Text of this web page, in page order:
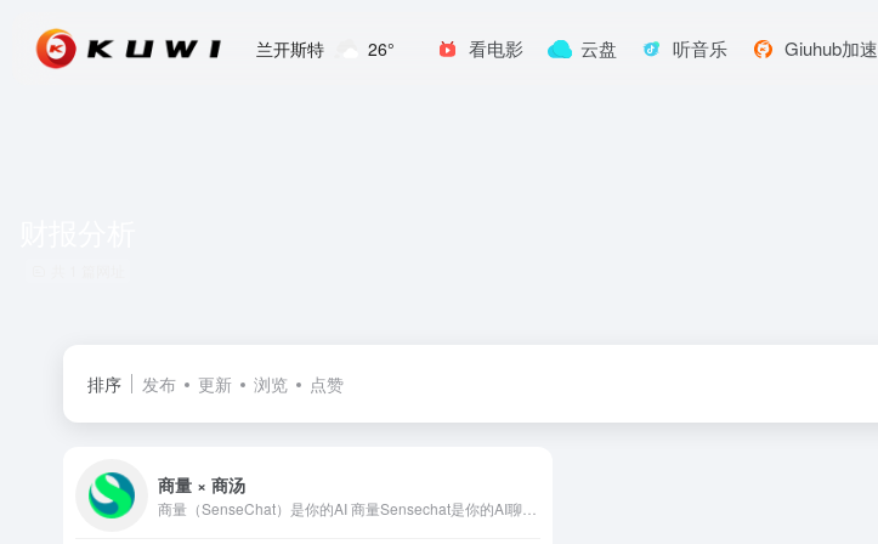
兰开斯特 26° 看电影 云盘 听音乐 Giuhub加速
排序 发布 更新 浏览 点赞
商量 × 商汤